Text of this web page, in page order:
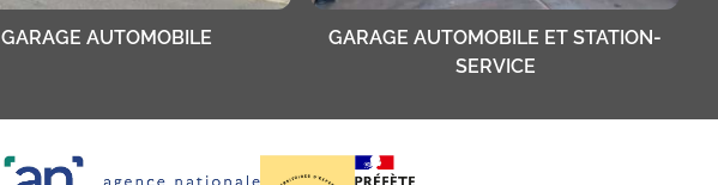
GARAGE AUTOMOBILE
GARAGE AUTOMOBILE ET STATION-
SERVICE